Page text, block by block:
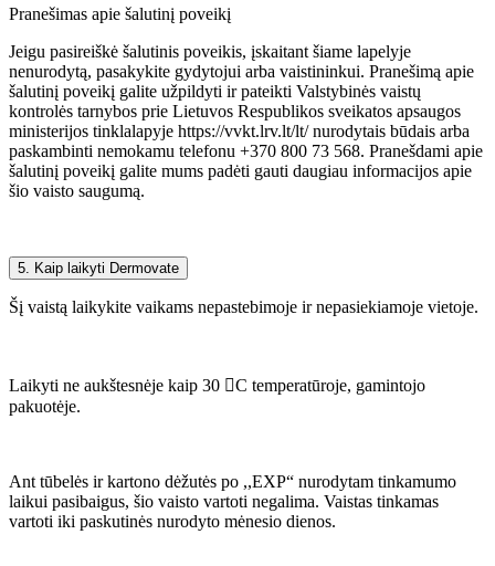
Pranešimas apie šalutinį poveikį
Jeigu pasireiškė šalutinis poveikis, įskaitant šiame lapelyje
nenurodytą, pasakykite gydytojui arba vaistininkui. Pranešimą apie
šalutinį poveikį galite užpildyti ir pateikti Valstybinės vaistų
kontrolės tarnybos prie Lietuvos Respublikos sveikatos apsaugos
ministerijos tinklalapyje https://vvkt.lrv.lt/lt/ nurodytais būdais arba
paskambinti nemokamu telefonu +370 800 73 568. Pranešdami apie
šalutinį poveikį galite mums padėti gauti daugiau informacijos apie
šio vaisto saugumą.
5. Kaip laikyti Dermovate
Šį vaistą laikykite vaikams nepastebimoje ir nepasiekiamoje vietoje.
Laikyti ne aukštesnėje kaip 30 C temperatūroje, gamintojo
pakuotėje.
Ant tūbelės ir kartono dėžutės po ,,EXP“ nurodytam tinkamumo
laikui pasibaigus, šio vaisto vartoti negalima. Vaistas tinkamas
vartoti iki paskutinės nurodyto mėnesio dienos.